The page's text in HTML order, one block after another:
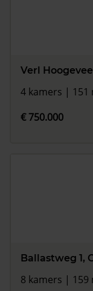
Verl
4 kamers | 151
€ 750.000
Ballastweg 1,
8 kamers | 159